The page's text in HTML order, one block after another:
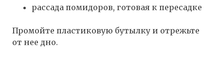
рассада помидоров, готовая к пересадке
Промойте пластиковую бутылку и отрежьте
от нее дно.